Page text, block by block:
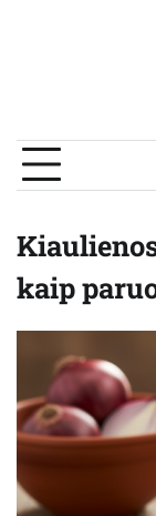
kaip